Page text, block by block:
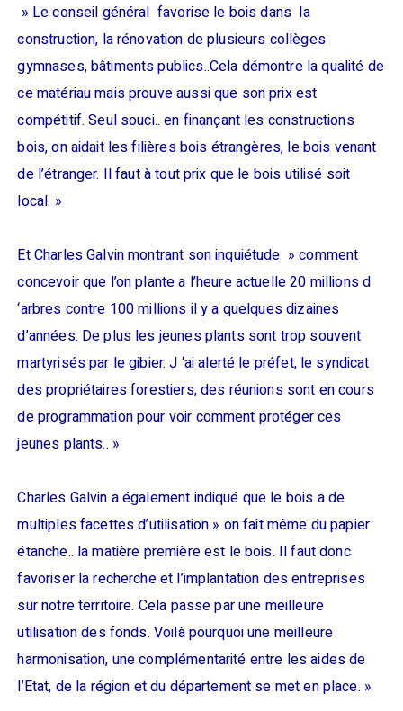
» Le conseil général favorise le bois dans la
construction, la rénovation de plusieurs collèges
gymnases, bâtiments publics..Cela démontre la qualité de
ce matériau mais prouve aussi que son prix est
compétitif. Seul souci.. en finançant les constructions
bois, on aidait les filières bois étrangères, le bois venant
de l’étranger. Il faut à tout prix que le bois utilisé soit
local. »
Et Charles Galvin montrant son inquiétude » comment
concevoir que l’on plante a l’heure actuelle 20 millions d
‘arbres contre 100 millions il y a quelques dizaines
d’années. De plus les jeunes plants sont trop souvent
martyrisés par le gibier. J ‘ai alerté le préfet, le syndicat
des propriétaires forestiers, des réunions sont en cours
de programmation pour voir comment protéger ces
jeunes plants.. »
Charles Galvin a également indiqué que le bois a de
multiples facettes d’utilisation » on fait même du papier
étanche.. la matière première est le bois. Il faut donc
favoriser la recherche et l’implantation des entreprises
sur notre territoire. Cela passe par une meilleure
utilisation des fonds. Voilà pourquoi une meilleure
harmonisation, une complémentarité entre les aides de
l’Etat, de la région et du département se met en place. »